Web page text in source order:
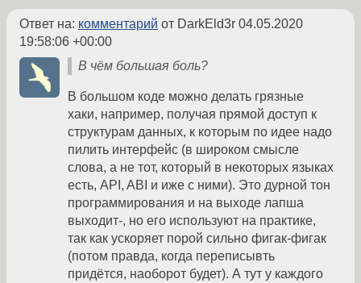
Ответ на: комментарий от DarkEld3r 04.05.2020
19:58:06 +00:00
В чём большая боль?
В большом коде можно делать грязные
хаки, например, получая прямой доступ к
структурам данных, к которым по идее надо
пилить интерфейс (в широком смысле
слова, а не тот, который в некоторых языках
есть, API, ABI и иже с ними). Это дурной тон
программирования и на выходе лапша
выходит-, но его используют на практике,
так как ускоряет порой сильно фигак-фигак
(потом правда, когда переписывть
придётся, наоборот будет). А тут у каждого